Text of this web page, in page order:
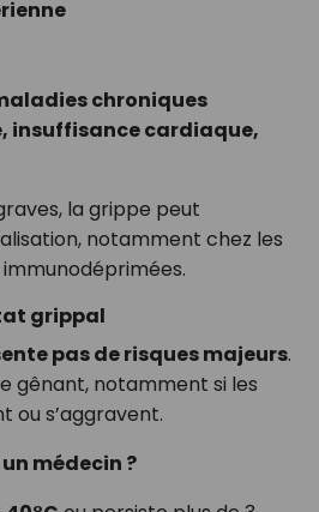
chroniques
insuffisance cardiaque,
la grippe peut
notamment chez les
grippal
pas de risques majeurs.
gênant, notamment si les
ou s’aggravent.
médecin ?